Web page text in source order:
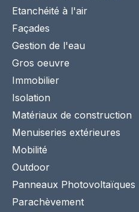
Etanchéité à l'air
Façades
Gestion de l'eau
Gros oeuvre
Immobilier
Isolation
Matériaux de construction
Menuiseries extérieures
Mobilité
Outdoor
Panneaux Photovoltaïques
Parachèvement